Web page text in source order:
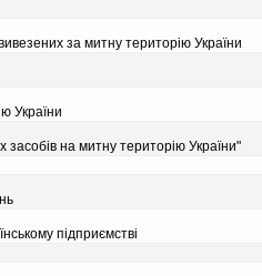
за митну територiю України
України
на митну територiю України"
пiдприємствi